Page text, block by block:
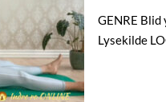
GENRE Blid
Lysekilde